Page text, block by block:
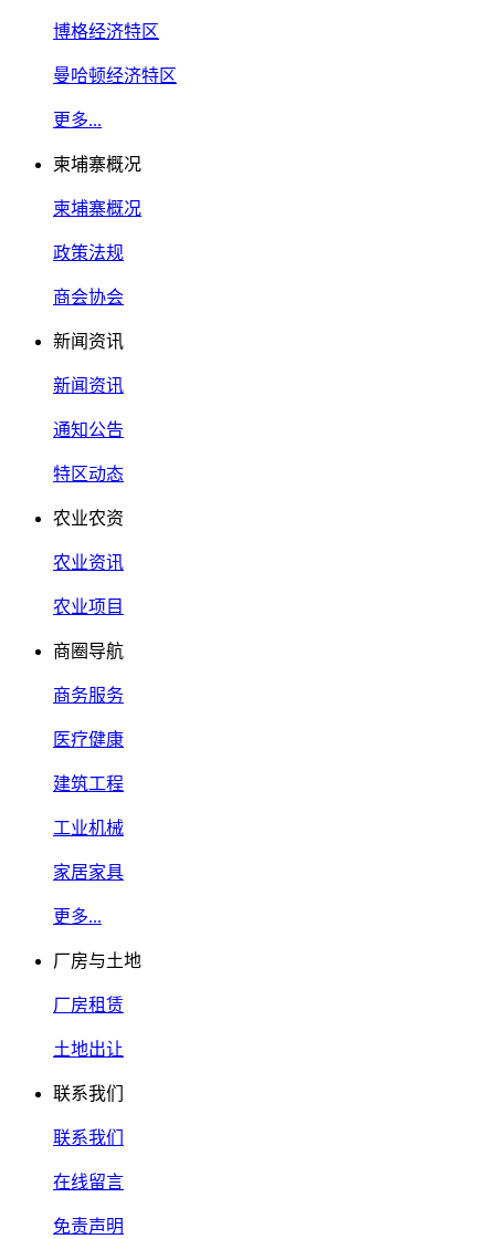
博格经济特区
曼哈顿经济特区
更多...
柬埔寨概况
柬埔寨概况
政策法规
商会协会
新闻资讯
新闻资讯
通知公告
特区动态
农业农资
农业资讯
农业项目
商圈导航
商务服务
医疗健康
建筑工程
工业机械
家居家具
更多...
厂房与土地
厂房租赁
土地出让
联系我们
联系我们
在线留言
免责声明